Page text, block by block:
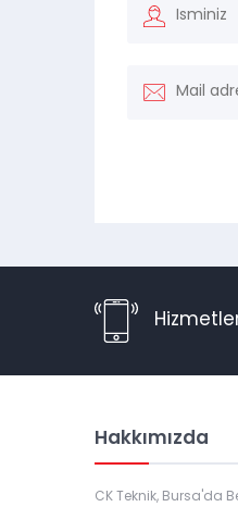
Hakkımızda
CK Teknik, Bursa'da